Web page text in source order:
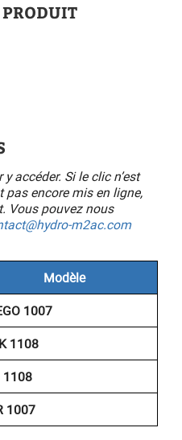
accéder. Si le clic n’est
pas encore mis en ligne,
Vous pouvez nous
m2ac.com
Modèle
1007
1108
1108
1007